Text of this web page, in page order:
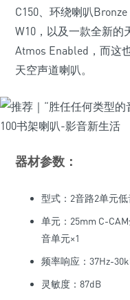
C150、环绕喇叭
W10，以及一款全新的
Atmos Enabled，而这
天空声道喇叭。
器材参数：
型式：2音路2单元
单元：25mm C-
音单元×1
频率响应：37Hz-
灵敏度：87dB